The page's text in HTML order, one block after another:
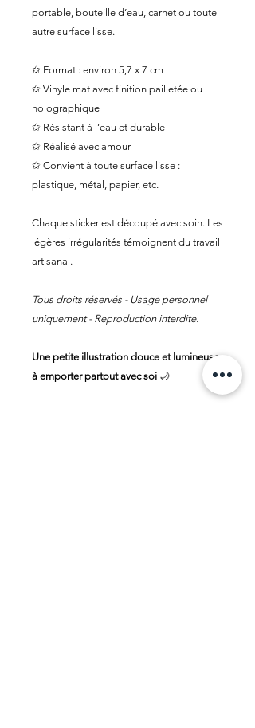
portable, bouteille d’eau, carnet ou toute
autre surface lisse.
✩ Format : environ 5,7 x 7 cm
✩ Vinyle mat avec finition pailletée ou
holographique
✩ Résistant à l’eau et durable
✩ Réalisé avec amour
✩ Convient à toute surface lisse :
plastique, métal, papier, etc.
Chaque sticker est découpé avec soin. Les
légères irrégularités témoignent du travail
artisanal.
Tous droits réservés - Usage personnel
uniquement - Reproduction interdite.
Une petite illustration douce et lumineuse
à emporter partout avec soi 🌙